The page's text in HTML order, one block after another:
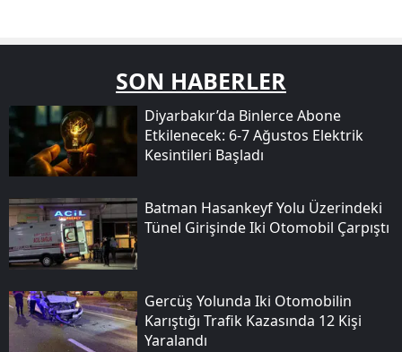
SON HABERLER
Diyarbakır’da Binlerce Abone
Etkilenecek: 6-7 Ağustos Elektrik
Kesintileri Başladı
Batman Hasankeyf Yolu Üzerindeki
Tünel Girişinde Iki Otomobil Çarpıştı
Gercüş Yolunda Iki Otomobilin
Karıştığı Trafik Kazasında 12 Kişi
Yaralandı